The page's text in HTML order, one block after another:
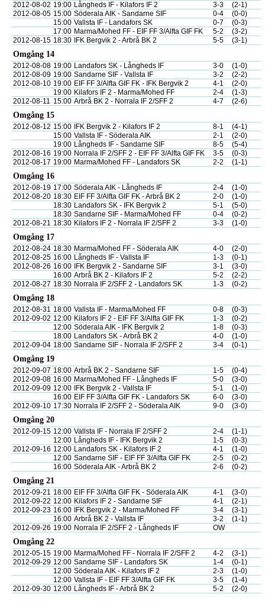
2012-08-02 19:00 Långheds IF - Kilafors IF 2 3-3
(2-1)
2012-08-05 15:00 Söderala AIK - Sandarne SIF 0-4
(0-0)
15:00 Vallsta IF - Landafors SK 0-7
(0-3)
17:00 Marma/Mohed FF - EIF FF 3/Alfta GIF FK 5-2
(3-2)
2012-08-15 18:30 IFK Bergvik 2 - Arbrå BK 2 5-5 (3-1)
Omgång 14
2012-08-08 19:00 Landafors SK - Långheds IF 3-0
(1-0)
2012-08-09 19:00 Sandarne SIF - Vallsta IF 3-2
(2-2)
2012-08-10 19:00 EIF FF 3/Alfta GIF FK - IFK Bergvik 2 4-1
(2-0)
19:00 Kilafors IF 2 - Marma/Mohed FF 2-4
(1-3)
2012-08-11 15:00 Arbrå BK 2 - Norrala IF 2/SFF 2 4-7 (2-6)
Omgång 15
2012-08-12 15:00 IFK Bergvik 2 - Kilafors IF 2 8-1
(4-1)
15:00 Vallsta IF - Söderala AIK 2-1
(2-0)
19:00 Långheds IF - Sandarne SIF 8-5
(5-4)
2012-08-16 19:00 Norrala IF 2/SFF 2 - EIF FF 3/Alfta GIF FK 3-5
(0-3)
2012-08-17 19:00 Marma/Mohed FF - Landafors SK 2-2 (1-1)
Omgång 16
2012-08-19 17:00 Söderala AIK - Långheds IF 2-4
(1-0)
2012-08-20 18:30 EIF FF 3/Alfta GIF FK - Arbrå BK 2 2-0
(1-0)
18:30 Landafors SK - IFK Bergvik 2 5-1
(5-0)
18:30 Sandarne SIF - Marma/Mohed FF 0-4
(0-2)
2012-08-21 18:30 Kilafors IF 2 - Norrala IF 2/SFF 2 3-3 (1-0)
Omgång 17
2012-08-24 18:30 Marma/Mohed FF - Söderala AIK 4-0
(2-0)
2012-08-25 16:00 Långheds IF - Vallsta IF 1-3
(0-1)
2012-08-26 16:00 IFK Bergvik 2 - Sandarne SIF 3-1
(3-0)
16:00 Arbrå BK 2 - Kilafors IF 2 5-2
(2-2)
2012-08-27 18:30 Norrala IF 2/SFF 2 - Landafors SK 1-3 (0-2)
Omgång 18
2012-08-31 18:00 Vallsta IF - Marma/Mohed FF 0-8
(0-3)
2012-09-02 12:00 Kilafors IF 2 - EIF FF 3/Alfta GIF FK 1-3
(0-2)
12:00 Söderala AIK - IFK Bergvik 2 1-8
(0-3)
18:00 Landafors SK - Arbrå BK 2 4-0
(1-0)
2012-09-04 18:00 Sandarne SIF - Norrala IF 2/SFF 2 3-4 (0-1)
Omgång 19
2012-09-07 18:00 Arbrå BK 2 - Sandarne SIF 1-5
(0-4)
2012-09-08 16:00 Marma/Mohed FF - Långheds IF 5-0
(3-0)
2012-09-09 12:00 IFK Bergvik 2 - Vallsta IF 5-1
(1-0)
16:00 EIF FF 3/Alfta GIF FK - Landafors SK 6-0
(3-0)
2012-09-10 17:30 Norrala IF 2/SFF 2 - Söderala AIK 9-0 (3-0)
Omgång 20
2012-09-15 12:00 Vallsta IF - Norrala IF 2/SFF 2 2-4
(1-1)
12:00 Långheds IF - IFK Bergvik 2 1-5
(0-3)
2012-09-16 12:00 Landafors SK - Kilafors IF 2 4-1
(1-0)
12:00 Sandarne SIF - EIF FF 3/Alfta GIF FK 2-5
(0-2)
16:00 Söderala AIK - Arbrå BK 2 2-6 (0-2)
Omgång 21
2012-09-21 18:00 EIF FF 3/Alfta GIF FK - Söderala AIK 4-1
(3-0)
2012-09-22 12:00 Kilafors IF 2 - Sandarne SIF 4-1
(2-1)
2012-09-23 16:00 IFK Bergvik 2 - Marma/Mohed FF 3-4
(3-1)
16:00 Arbrå BK 2 - Vallsta IF 3-2
(1-1)
2012-09-26 19:00 Norrala IF 2/SFF 2 - Långheds IF OW
Omgång 22
2012-05-15 19:00 Marma/Mohed FF - Norrala IF 2/SFF 2 4-2
(3-1)
2012-09-29 12:00 Sandarne SIF - Landafors SK 1-4
(0-1)
12:00 Söderala AIK - Kilafors IF 2 2-3
(1-0)
12:00 Vallsta IF - EIF FF 3/Alfta GIF FK 3-5
(1-4)
2012-09-30 12:00 Långheds IF - Arbrå BK 2 5-2 (2-0)